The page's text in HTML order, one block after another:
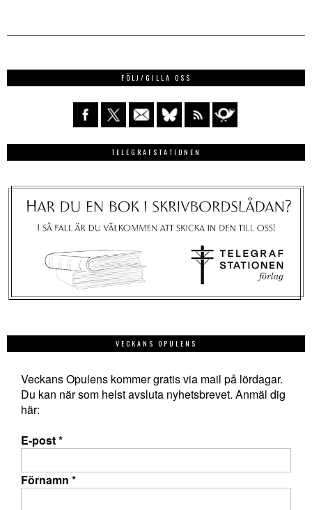
FÖLJ/GILLA OSS
TELEGRAFSTATIONEN
VECKANS OPULENS
Veckans Opulens kommer gratis via mail på lördagar.
Du kan när som helst avsluta nyhetsbrevet. Anmäl dig
här:
E-post*
Förnamn *